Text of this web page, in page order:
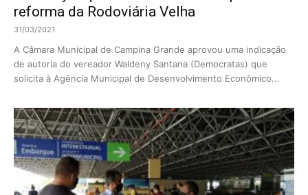
reforma da Rodoviária Velha
31/03/2021
A Câmara Municipal de Campina Grande aprovou uma indicação
de autoria do vereador Waldeny Santana (Democratas) que
solicita à Agência Municipal de Desenvolvimento Econômico...